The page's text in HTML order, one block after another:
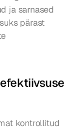
ja sarnased
pärast
kontrollitud